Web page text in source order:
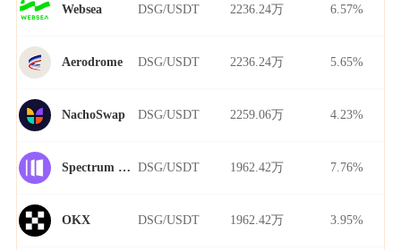
Websea DSG/USDT 2236.24万 6.57%
Aerodrome DSG/USDT 2236.24万 5.65%
NachoSwap DSG/USDT 2259.06万 4.23%
Spectrum Finance DSG/USDT 1962.42万 7.76%
OKX DSG/USDT 1962.42万 3.95%